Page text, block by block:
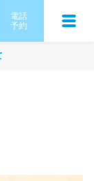
電話
予約